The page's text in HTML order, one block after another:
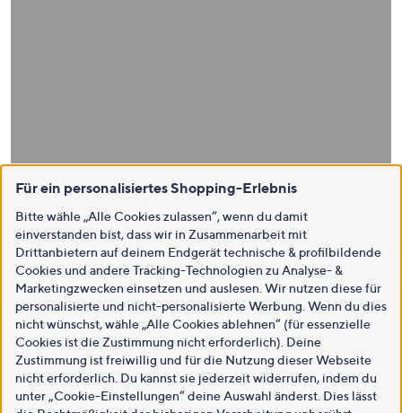
Für ein personalisiertes Shopping-Erlebnis
Bitte wähle „Alle Cookies zulassen“, wenn du damit
einverstanden bist, dass wir in Zusammenarbeit mit
Drittanbietern auf deinem Endgerät technische & profilbildende
Cookies und andere Tracking-Technologien zu Analyse- &
Marketingzwecken einsetzen und auslesen. Wir nutzen diese für
personalisierte und nicht-personalisierte Werbung. Wenn du dies
nicht wünschst, wähle „Alle Cookies ablehnen“ (für essenzielle
Cookies ist die Zustimmung nicht erforderlich). Deine
Zustimmung ist freiwillig und für die Nutzung dieser Webseite
nicht erforderlich. Du kannst sie jederzeit widerrufen, indem du
unter „Cookie-Einstellungen“ deine Auswahl änderst. Dies lässt